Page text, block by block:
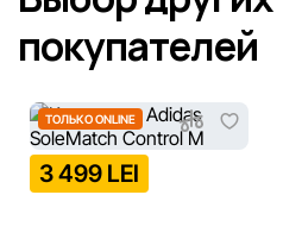
покупателей
ТОЛЬКО ONLINE
3 499 LEI